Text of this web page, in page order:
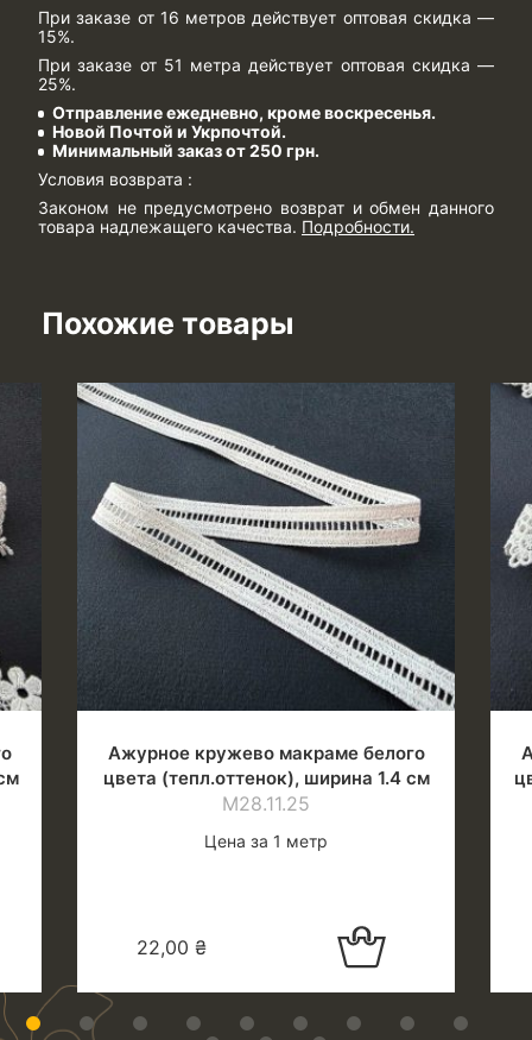
При заказе от 16 метров действует оптовая скидка —
15%.
При заказе от 51 метра действует оптовая скидка —
25%.
Отправление ежедневно, кроме воскресенья.
Новой Почтой и Укрпочтой.
Минимальный заказ от 250 грн.
Условия возврата :
Законом не предусмотрено возврат и обмен данного
товара надлежащего качества. Подробности.
Похожие товары
Ажурное кружево макраме белого
цвета (тепл.оттенок), ширина 1.4 см
М28.11.25
Цена за 1 метр
22,00 ₴
Добавить в
корзину
1 2 3 4 5 6 7 8
9